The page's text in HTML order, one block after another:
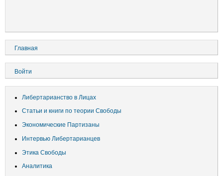
Основная
навигация
Главная
Меню
учётной
пользователя
Войти
Либертарианство в Лицах
Статьи и книги по теории Свободы
Экономические Партизаны
Интервью Либертарианцев
Этика Свободы
Аналитика